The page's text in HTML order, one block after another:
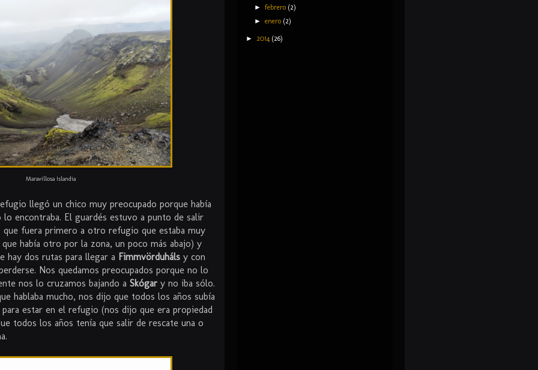
Maravillosa Islandia
llegó un chico muy preocupado porque había
encontraba. El guardés estuvo a punto de salir
fuera primero a otro refugio que estaba muy
había otro por la zona, un poco más abajo) y
hay dos rutas para llegar a Fimmvörduháls y con
Nos quedamos preocupados porque no lo
nos lo cruzamos bajando a Skógary no iba sólo.
hablaba mucho, nos dijo que todos los años subía
estar en el refugio (nos dijo que era propiedad
todos los años tenía que salir de rescate una o
►febrero (2)
►enero (2)
► 2014 (26)